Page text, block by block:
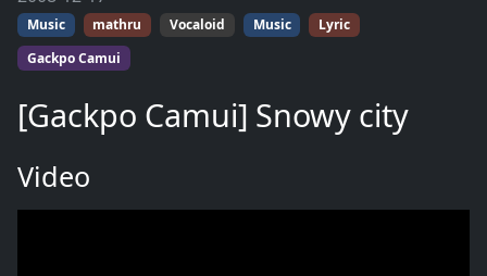
Music mathru Vocaloid Music
Lyric
Gackpo Camui
[Gackpo Camui] Snowy city
Video